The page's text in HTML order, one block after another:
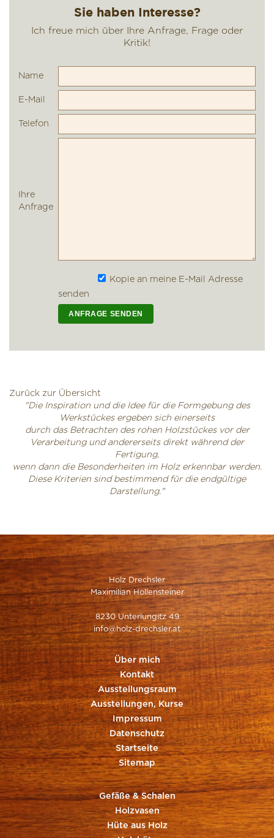
Name
E-Mail
Telefon
Ihre
Anfrage
Kopie an meine E-Mail Adresse
senden
Zurück zur Übersicht
"Die Inspiration und die Idee für die Formgebung des
Werkstückes ergeben sich einerseits
durch das Betrachten des rohen Holzstückes vor der
Verarbeitung und andererseits direkt während der
Fertigung,
wenn dann die Besonderheiten im Holz erkennbar werden.
Diese Kriterien sind bestimmend für die endgültige
Darstellung."
Holz Drechsler
Maximilian Hollensteiner
8230 Unterlungitz 49
info@holz-drechsler.at
Über mich
Kontakt
Ausstellungsraum
Ausstellungen, Kurse
Impressum
Datenschutz
Startseite
Sitemap
Gefäße & Schalen
Holzvasen
Hüte aus Holz